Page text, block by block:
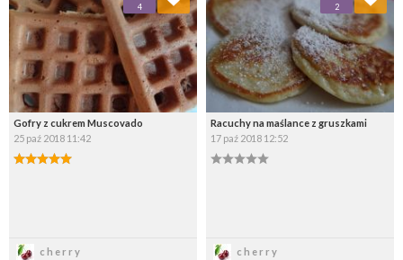
Gofry z cukrem Muscovado
25 paź 2018 11:42
cherry
4
Wybierz listę:
Racuchy na maślance z gruszkami
17 paź 2018 12:52
cherry
2
Wybierz listę: